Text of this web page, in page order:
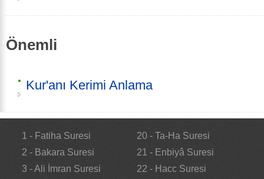
Önemli
Kur'anı Kerimi Anlama
1 - Fatiha Suresi
2 - Bakara Suresi
3 - Ali İmran Suresi
20 - Ta-Ha Suresi
21 - Enbiyâ Suresi
22 - Hacc Suresi